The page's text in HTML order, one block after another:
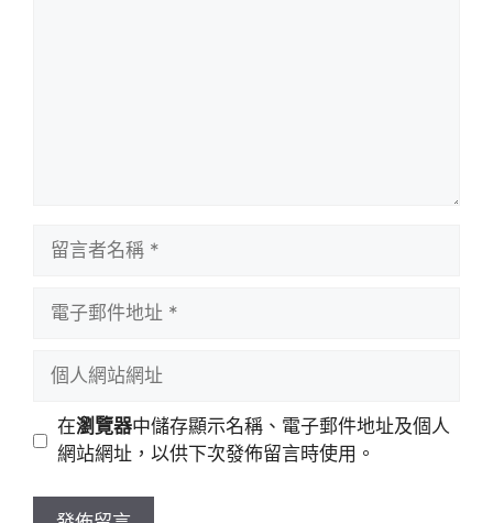
址
站
址
在瀏覽器中儲存顯示名稱、電子郵件地址及個人
網站網址，以供下次發佈留言時使用。